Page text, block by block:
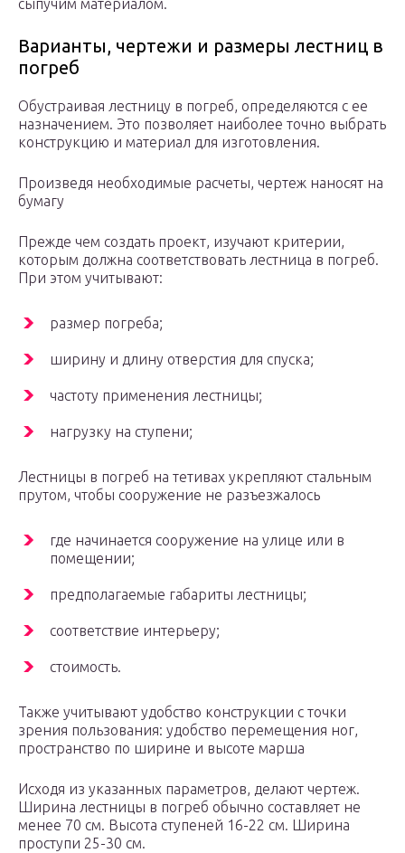
сыпучим материалом.
Варианты, чертежи и размеры лестниц в
погреб
Обустраивая лестницу в погреб, определяются с ее
назначением. Это позволяет наиболее точно выбрать
конструкцию и материал для изготовления.
Произведя необходимые расчеты, чертеж наносят на
бумагу
Прежде чем создать проект, изучают критерии,
которым должна соответствовать лестница в погреб.
При этом учитывают:
размер погреба;
ширину и длину отверстия для спуска;
частоту применения лестницы;
нагрузку на ступени;
Лестницы в погреб на тетивах укрепляют стальным
прутом, чтобы сооружение не разъезжалось
где начинается сооружение на улице или в
помещении;
предполагаемые габариты лестницы;
соответствие интерьеру;
стоимость.
Также учитывают удобство конструкции с точки
зрения пользования: удобство перемещения ног,
пространство по ширине и высоте марша
Исходя из указанных параметров, делают чертеж.
Ширина лестницы в погреб обычно составляет не
менее 70 см. Высота ступеней 16-22 см. Ширина
проступи 25-30 см.